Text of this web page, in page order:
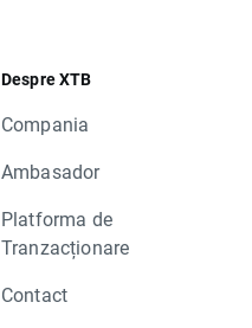
Despre XTB
Compania
Ambasador
Platforma de
Tranzacționare
Contact